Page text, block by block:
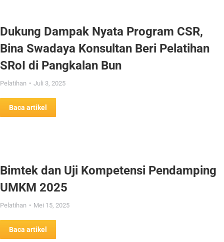
Dukung Dampak Nyata Program CSR,
Bina Swadaya Konsultan Beri Pelatihan
SRoI di Pangkalan Bun
Pelatihan Juli 3, 2025
Baca artikel
Bimtek dan Uji Kompetensi Pendamping
UMKM 2025
Pelatihan Mei 15, 2025
Baca artikel